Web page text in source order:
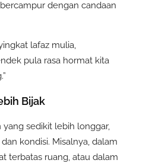
dengan candaan
lafaz mulia,
pula rasa hormat kita
Bijak
yang sedikit lebih longgar,
kondisi. Misalnya, dalam
terbatas ruang, atau dalam